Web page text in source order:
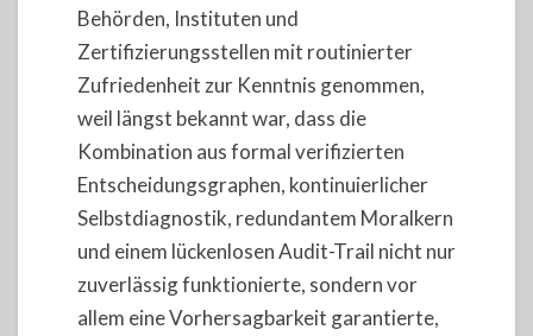
Behörden, Instituten und
Zertifizierungsstellen mit routinierter
Zufriedenheit zur Kenntnis genommen,
weil längst bekannt war, dass die
Kombination aus formal verifizierten
Entscheidungsgraphen, kontinuierlicher
Selbstdiagnostik, redundantem Moralkern
und einem lückenlosen Audit-Trail nicht nur
zuverlässig funktionierte, sondern vor
allem eine Vorhersagbarkeit garantierte,